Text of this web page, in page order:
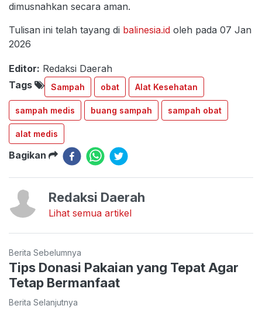
dimusnahkan secara aman.
Tulisan ini telah tayang di balinesia.id oleh pada 07 Jan
2026
Editor: Redaksi Daerah
Tags
Sampah obat Alat Kesehatan
sampah medis buang sampah sampah obat
alat medis
Bagikan
Redaksi Daerah
Lihat semua artikel
Berita Sebelumnya
Tips Donasi Pakaian yang Tepat Agar
Tetap Bermanfaat
Berita Selanjutnya